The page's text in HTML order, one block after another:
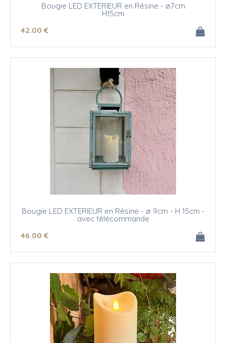
Bougie LED EXTERIEUR en Résine - ø7cm
H15cm
42.00 €
Bougie LED EXTERIEUR en Résine - ø 9cm - H 15cm -
avec télécommande
46.00 €